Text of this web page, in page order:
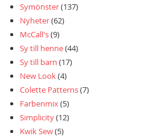
Symönster(137)
Nyheter(62)
McCall's(9)
Sy till henne(44)
Sy till barn (17)
New Look(4)
Colette Patterns(7)
Farbenmix(5)
Simplicity(12)
Kwik Sew(5)